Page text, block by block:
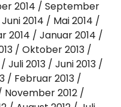
2014
September
Juni 2014
Mai 2014
2014
Januar 2014
Oktober 2013
Juli 2013
Juni 2013
Februar 2013
November 2012